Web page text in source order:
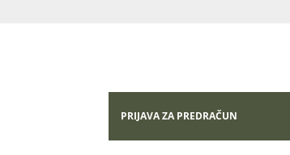
PRIJAVA ZA PREDRAČUN